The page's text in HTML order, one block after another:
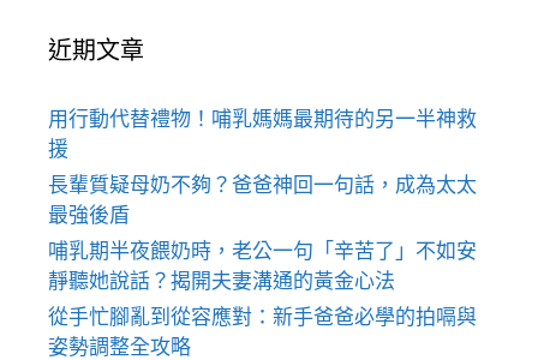
近期文章
用行動代替禮物！哺乳媽媽最期待的另一半神救
援
長輩質疑母奶不夠？爸爸神回一句話，成為太太
最強後盾
哺乳期半夜餵奶時，老公一句「辛苦了」不如安
靜聽她說話？揭開夫妻溝通的黃金心法
從手忙腳亂到從容應對：新手爸爸必學的拍嗝與
姿勢調整全攻略